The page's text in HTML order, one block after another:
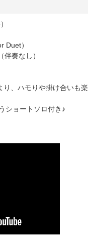
Duet）
奏なし）
り、ハモりや掛け合いも楽
ショートソロ付き♪